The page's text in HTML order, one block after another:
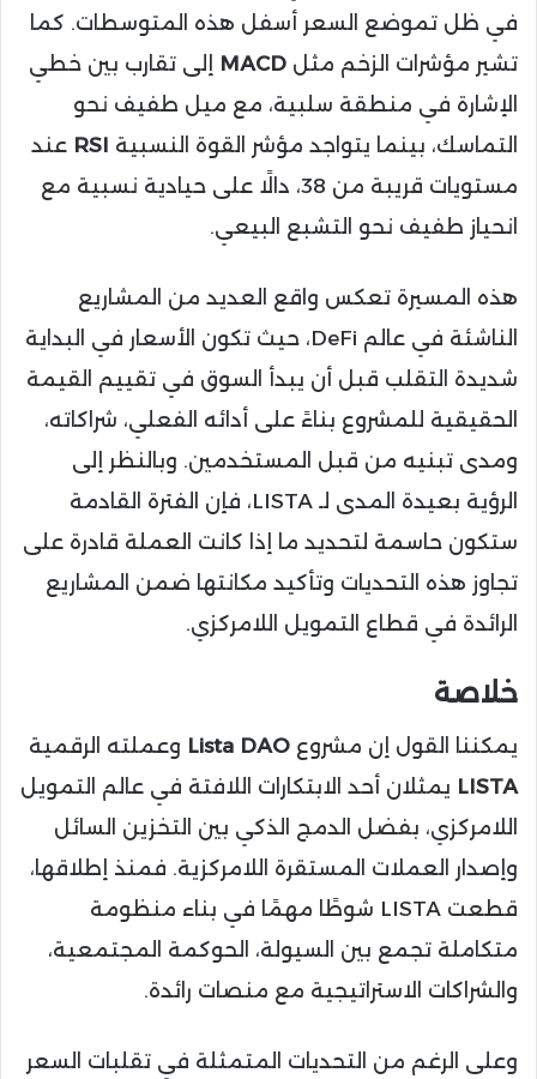
في ظل تموضع السعر أسفل هذه المتوسطات. كما
تشير مؤشرات الزخم مثل MACD إلى تقارب بين خطي
الإشارة في منطقة سلبية، مع ميل طفيف نحو
التماسك، بينما يتواجد مؤشر القوة النسبية RSI عند
مستويات قريبة من 38، دالًا على حيادية نسبية مع
انحياز طفيف نحو التشبع البيعي.
هذه المسيرة تعكس واقع العديد من المشاريع
الناشئة في عالم DeFi، حيث تكون الأسعار في البداية
شديدة التقلب قبل أن يبدأ السوق في تقييم القيمة
الحقيقية للمشروع بناءً على أدائه الفعلي، شراكاته،
ومدى تبنيه من قبل المستخدمين. وبالنظر إلى
الرؤية بعيدة المدى لـ LISTA، فإن الفترة القادمة
ستكون حاسمة لتحديد ما إذا كانت العملة قادرة على
تجاوز هذه التحديات وتأكيد مكانتها ضمن المشاريع
الرائدة في قطاع التمويل اللامركزي.
خلاصة
يمكننا القول إن مشروع Lista DAO وعملته الرقمية
LISTA يمثلان أحد الابتكارات اللافتة في عالم التمويل
اللامركزي، بفضل الدمج الذكي بين التخزين السائل
وإصدار العملات المستقرة اللامركزية. فمنذ إطلاقها،
قطعت LISTA شوطًا مهمًا في بناء منظومة
متكاملة تجمع بين السيولة، الحوكمة المجتمعية،
والشراكات الاستراتيجية مع منصات رائدة.
وعلى الرغم من التحديات المتمثلة في تقلبات السعر